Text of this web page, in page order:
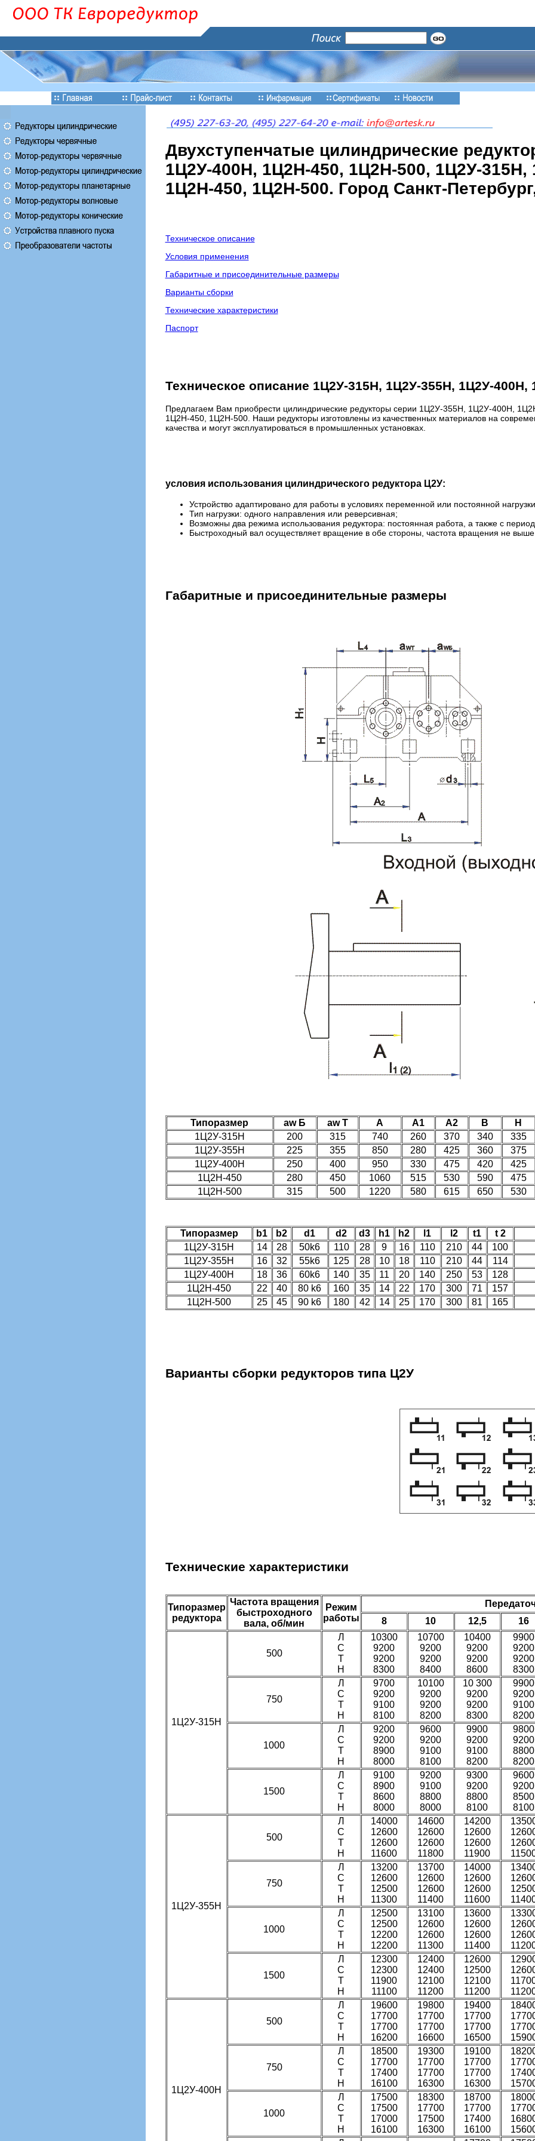
Двухступенчатые цилиндрические
1Ц2У-400Н, 1Ц2Н-450, 1Ц2Н-500, 1Ц2У-315Н,
1Ц2Н-450, 1Ц2Н-500. Город Санкт-
Техническое описание
Условия применения
Габаритные и присоединительные размеры
Варианты сборки
Технические характеристики
Паспорт
Техническое описание 1Ц2У-315Н, 1Ц2У-355Н, 1Ц2У-400Н,
Предлагаем Вам приобрести цилиндрические редукторы серии 1Ц2У-355Н, 1Ц2У-400Н,
1Ц2Н-450, 1Ц2Н-500. Наши редукторы изготовлены из качественных материалов на
качества и могут эксплуатироваться в промышленных установках.
условия использования цилиндрического редуктора Ц2У:
Устройство адаптировано для работы в условиях переменной или постоянной нагрузки,
Тип нагрузки: одного направления или реверсивная;
Возможны два режима использования редуктора: постоянная работа, а также с
Быстроходный вал осуществляет вращение в обе стороны, частота вращения не
Габаритные и присоединительные размеры
Типоразмер аw Б аw T A A1 A2 B H
1Ц2У-315Н
200 315 740 260 370 340 335
1Ц2У-355Н
225 355 850 280 425 360 375
1Ц2У-400Н
250 400 950 330 475 420 425
1Ц2Н-450
280 450 1060 515 530 590 475
1Ц2Н-500
315 500 1220 580 615 650 530
Типоразмер b1 b2 d1 d2 d3 h1 h2 l1 l2 t1 t 2
1Ц2У-315Н
14 28 50k6 110 28 9 16 110 210 44 100
1Ц2У-355Н
16 32 55k6 125 28 10 18 110 210 44 114
1Ц2У-400Н
18 36 60k6 140 35 11 20 140 250 53 128
1Ц2Н-450
22 40 80 k6 160 35 14 22 170 300 71 157
1Ц2Н-500
25 45 90 k6 180 42 14 25 170 300 81 165
Варианты сборки редукторов типа Ц2У
Технические характеристики
Типоразмер
редуктора
Частота вращения
быстроходного
вала, об/мин
Режим
работы
8
10 12,5 16
1Ц2У-315Н
500
Л
С
Т
H
10300
9200
9200
8300
10700
9200
9200
8400
10400
9200
9200
8600
9900
9200
9200
8300
750
Л
С
Т
H
9700
9200
9100
8100
10100
9200
9200
8200
10 300
9200
9200
8300
9900
9200
9100
8200
1000
Л
С
Т
H
9200
9200
8900
8000
9600
9200
9100
8100
9900
9200
9100
8200
9800
9200
8800
8200
1500
Л
С
Т
H
9100
8900
8600
8000
9200
9100
8800
8000
9300
9200
8800
8100
9600
9200
8500
8100
1Ц2У-355Н
500
Л
С
Т
H
14000
12600
12600
11600
14600
12600
12600
11800
14200
12600
12600
11900
750
Л
С
Т
H
13200
12600
12500
11300
13700
12600
12600
11400
14000
12600
12600
11600
1000
Л
С
Т
H
12500
12500
12200
12200
13100
12600
12600
11300
13600
12600
12600
11400
1500
Л
С
Т
H
12300
12300
11900
11100
12400
12400
12100
11200
12600
12500
12100
11200
1Ц2У-400Н
500
Л
С
Т
H
19600
17700
17700
16200
19800
17700
17700
16600
19400
17700
17700
16500
750
Л
С
Т
H
18500
17700
17400
16100
19300
17700
17700
16300
19100
17700
17700
16300
1000
Л
С
Т
H
17500
17500
17000
16100
18300
17700
17500
16300
18700
17700
17400
16100